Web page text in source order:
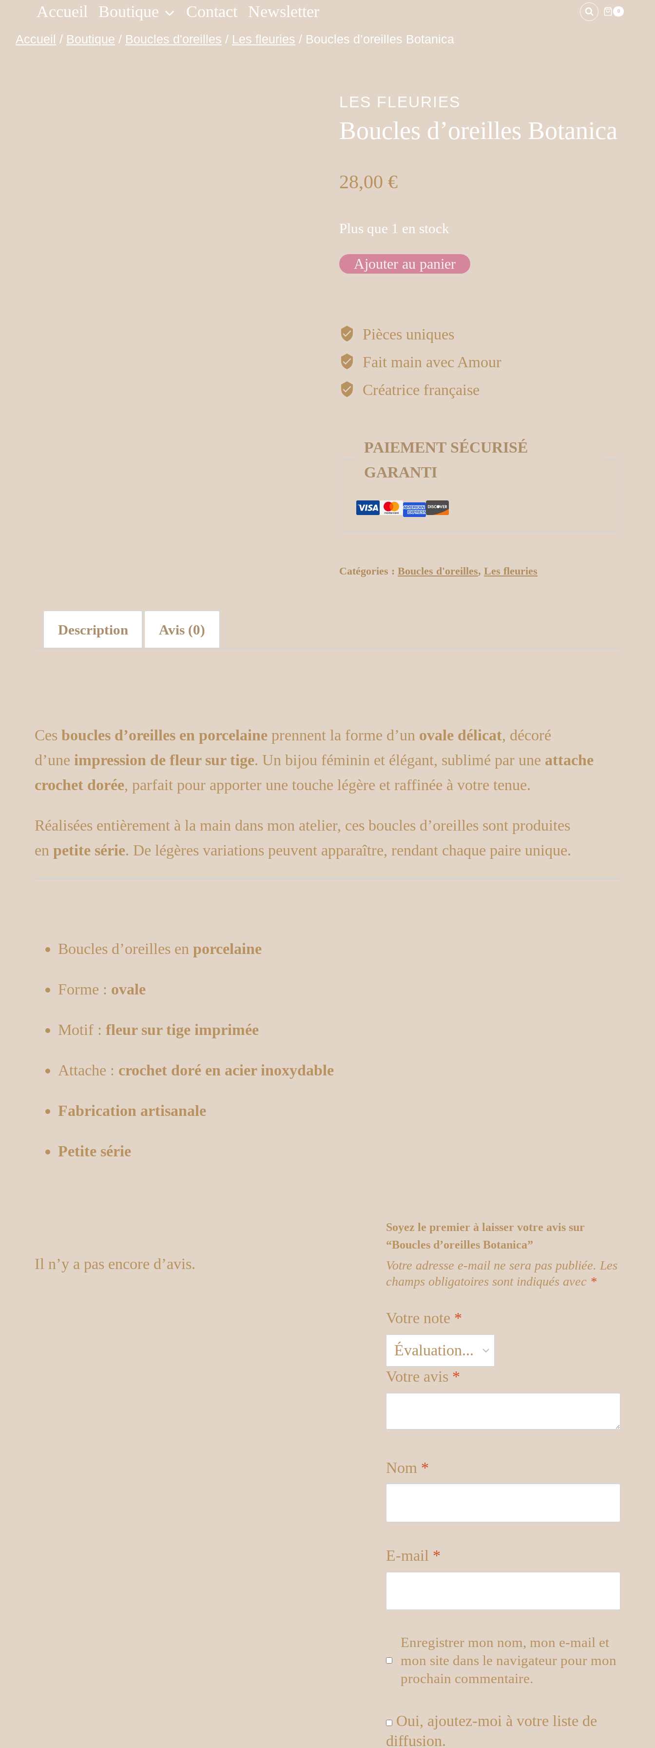
Accueil Boutique Contact Newsletter 0
Accueil / Boutique / Boucles d'oreilles / Les fleuries / Boucles d’oreilles Botanica
LES FLEURIES
Boucles d’oreilles Botanica
28,00€
Plus que 1 en stock
quantité
d’oreilles
Botanica
Ajouter au panier
Pièces uniques
Fait main avec Amour
Créatrice française
PAIEMENT SÉCURISÉ
GARANTI
Catégories :Boucles d'oreilles,Les fleuries
Description Avis (0)
Ces boucles d’oreilles en porcelaine prennent la forme d’un ovale délicat, décoré
d’une impression de fleur sur tige. Un bijou féminin et élégant, sublimé par une attache
crochet dorée, parfait pour apporter une touche légère et raffinée à votre tenue.
Réalisées entièrement à la main dans mon atelier, ces boucles d’oreilles sont produites
en petite série. De légères variations peuvent apparaître, rendant chaque paire unique.
Boucles d’oreilles en porcelaine
Forme : ovale
Motif : fleur sur tige imprimée
Attache : crochet doré en acier inoxydable
Fabrication artisanale
Petite série
Il n’y a pas encore d’avis.
Soyez le premier à laisser votre avis sur
“Boucles d’oreilles Botanica”
Votre adresse e-mail ne sera pas publiée. Les
champs obligatoires sont indiqués avec *
Votre note *
Votre avis *
Nom *
E-mail *
Enregistrer mon nom, mon e-mail et
mon site dans le navigateur pour mon
prochain commentaire.
Oui, ajoutez-moi à votre liste de
diffusion.